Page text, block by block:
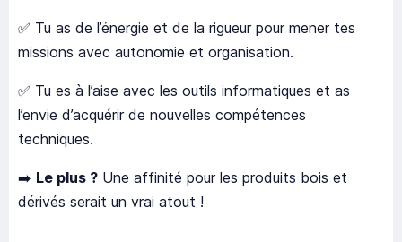
✅ Tu as de l’énergie et de la rigueur pour mener tes
missions avec autonomie et organisation.
✅ Tu es à l’aise avec les outils informatiques et as
l’envie d’acquérir de nouvelles compétences
techniques.
➡️ Le plus ? Une affinité pour les produits bois et
dérivés serait un vrai atout !